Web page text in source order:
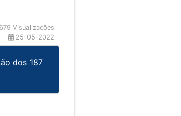
Visualizações
25-05-2022
dos 187